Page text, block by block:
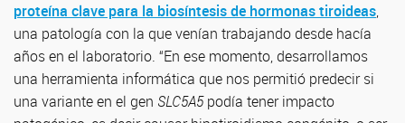
proteína clave para la biosíntesis de hormonas tiroideas,
una patología con la que venían trabajando desde hacía
años en el laboratorio. “En ese momento, desarrollamos
una herramienta informática que nos permitió predecir si
una variante en el gen SLC5A5podía tener impacto